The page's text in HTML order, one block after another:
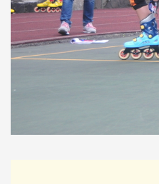
教師諮商輔導支持系統服務